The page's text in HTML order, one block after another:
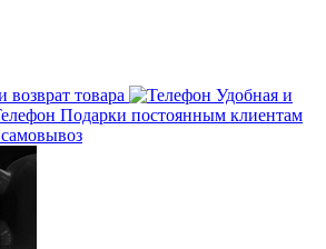
возврат товара
Удобная и
Подарки постоянным клиентам